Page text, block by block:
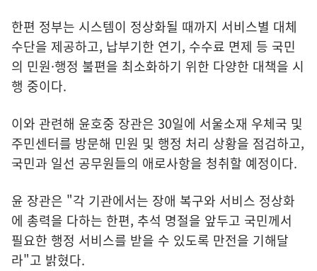
한편 정부는 시스템이 정상화될 때까지 서비스별 대체
수단을 제공하고, 납부기한 연기, 수수료 면제 등 국민
의 민원·행정 불편을 최소화하기 위한 다양한 대책을 시
행 중이다.
이와 관련해 윤호중 장관은 30일에 서울소재 우체국 및
주민센터를 방문해 민원 및 행정 처리 상황을 점검하고,
국민과 일선 공무원들의 애로사항을 청취할 예정이다.
윤 장관은 "각 기관에서는 장애 복구와 서비스 정상화
에 총력을 다하는 한편, 추석 명절을 앞두고 국민께서
필요한 행정 서비스를 받을 수 있도록 만전을 기해달
라"고 밝혔다.